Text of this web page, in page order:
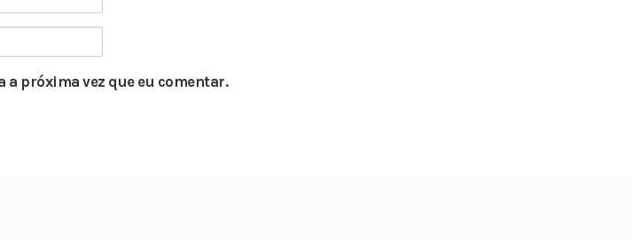
a próxima vez que eu comentar.